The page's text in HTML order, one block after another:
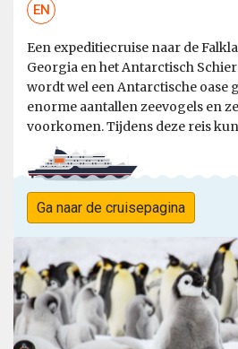
EN
Een expeditiecruise naar de
Georgia en het Antarctisch
wordt wel een Antarctische oase
enorme aantallen zeevogels en
voorkomen. Tijdens deze reis
Ga naar de cruisepagina